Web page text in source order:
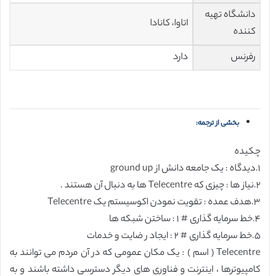
دانشگاه تهیه
کننده
اتاوا، کانادا
رفرنس دارد
بخشی از ترجمه:
چکیده
١.دیدگاه : یک جامعه دانش از ground up
٢.نیاز ها : چیزی که Telecentre ها به دنبال آن هستند .
٣.هدف عمده : تقویت نمودن اکوسیستم یک Telecentre
۴.خط سرمایه گذاری # ١ : ساختن شبکه ها
۵.خط سرمایه گذاری # ٢ : ایجاد ر ضایت و خدمات
Telecentre ( اسم ) : یک مکان عمومی که در آن مردم می توانند به
کامپیوترها ، اینترنت و فناوری های دیگر دسترسی داشته باشند و به